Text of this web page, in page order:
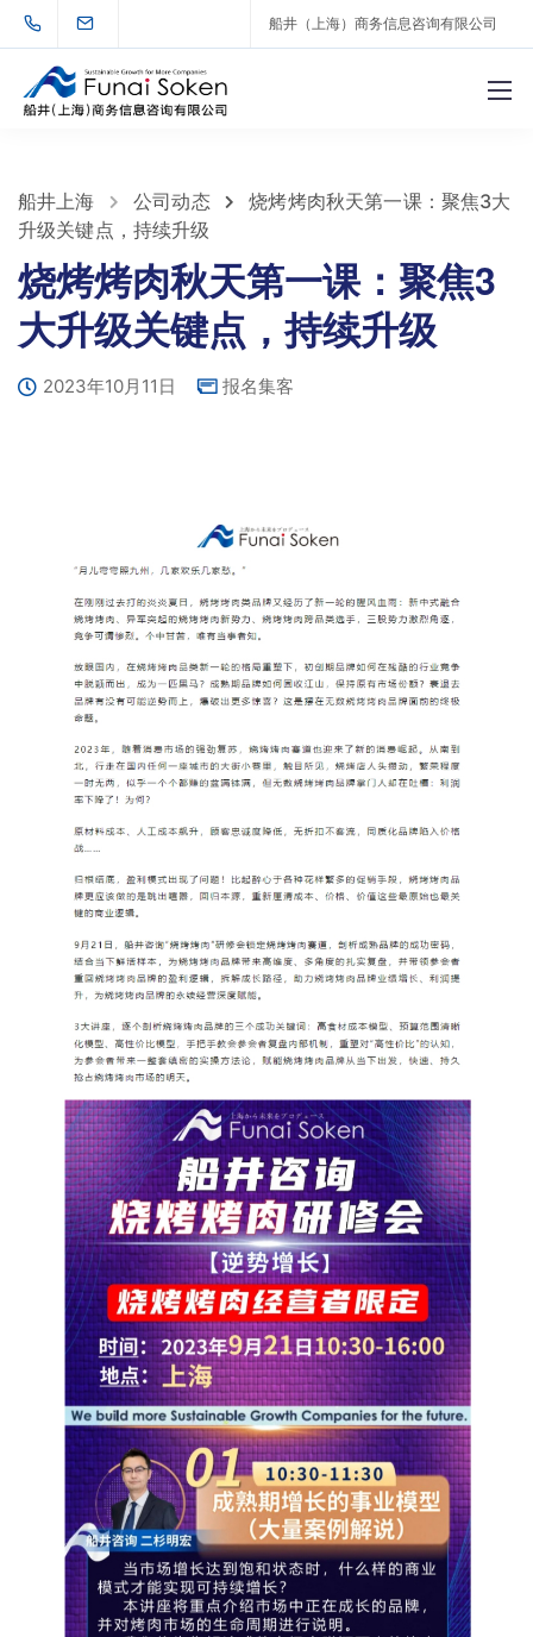
船井（上海）商务信息咨询有限公司
船井上海 公司动态
烧烤烤肉秋天第一课：聚焦3大
升级关键点，持续升级
烧烤烤肉秋天第一课：聚焦3
大升级关键点，持续升级
2023年10月11日 报名集客